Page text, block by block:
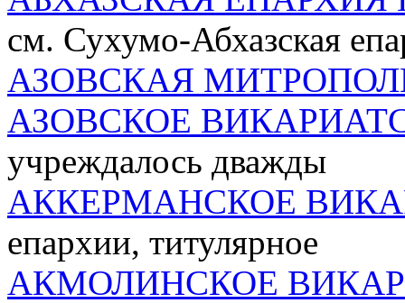
см. Сухумо-Абхазская
АЗОВСКАЯ
АЗОВСКОЕ
учреждалось дважды
АККЕРМАНСКОЕ
епархии, титулярное
АКМОЛИНСКОЕ